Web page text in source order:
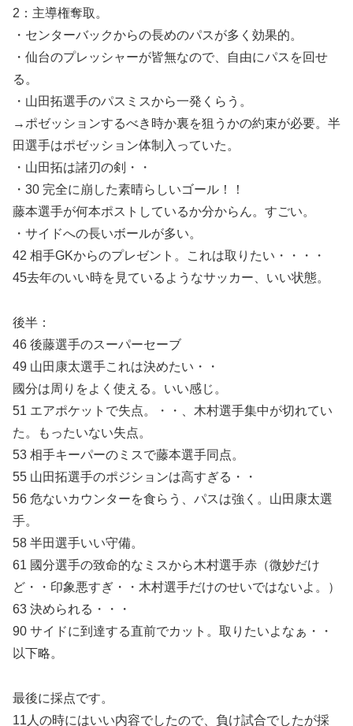
2：主導権奪取。
・センターバックからの長めのパスが多く効果的。
・仙台のプレッシャーが皆無なので、自由にパスを回せ
る。
・山田拓選手のパスミスから一発くらう。
→ポゼッションするべき時か裏を狙うかの約束が必要。半
田選手はポゼッション体制入っていた。
・山田拓は諸刃の剣・・
・30 完全に崩した素晴らしいゴール！！
藤本選手が何本ポストしているか分からん。すごい。
・サイドへの長いボールが多い。
42 相手GKからのプレゼント。これは取りたい・・・・
45去年のいい時を見ているようなサッカー、いい状態。
後半：
46 後藤選手のスーパーセーブ
49 山田康太選手これは決めたい・・
國分は周りをよく使える。いい感じ。
51 エアポケットで失点。・・、木村選手集中が切れてい
た。もったいない失点。
53 相手キーパーのミスで藤本選手同点。
55 山田拓選手のポジションは高すぎる・・
56 危ないカウンターを食らう、パスは強く。山田康太選
手。
58 半田選手いい守備。
61 國分選手の致命的なミスから木村選手赤（微妙だけ
ど・・印象悪すぎ・・木村選手だけのせいではないよ。）
63 決められる・・・
90 サイドに到達する直前でカット。取りたいよなぁ・・
以下略。
最後に採点です。
11人の時にはいい内容でしたので、負け試合でしたが採